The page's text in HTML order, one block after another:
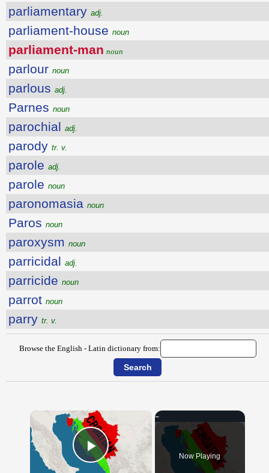
parliamentary adj.
parliament-house noun
parliament-man noun
parlour noun
parlous adj.
Parnes noun
parochial adj.
parody tr. v.
parole adj.
parole noun
paronomasia noun
Paros noun
paroxysm noun
parricidal adj.
parricide noun
parrot noun
parry tr. v.
Browse the English - Latin dictionary from:
×
Play Video Now Playing